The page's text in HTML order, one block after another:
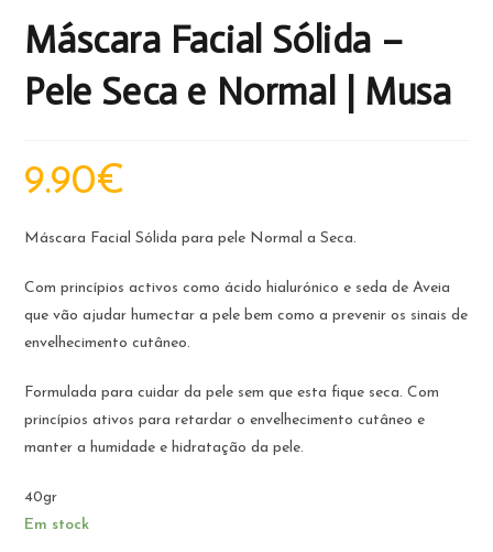
Máscara Facial Sólida –
Pele Seca e Normal | Musa
9.90€
Máscara Facial Sólida para pele Normal a Seca.
Com princípios activos como ácido hialurónico e seda de Aveia
que vão ajudar humectar a pele bem como a prevenir os sinais de
envelhecimento cutâneo.
Formulada para cuidar da pele sem que esta fique seca. Com
princípios ativos para retardar o envelhecimento cutâneo e
manter a humidade e hidratação da pele.
40gr
Em stock